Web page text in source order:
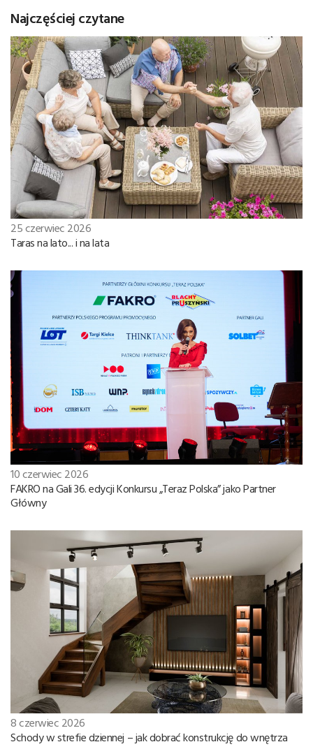
Najczęściej czytane
25 czerwiec 2026
Taras na lato... i na lata
10 czerwiec 2026
FAKRO na Gali 36. edycji Konkursu „Teraz Polska” jako Partner
Główny
8 czerwiec 2026
Schody w strefie dziennej – jak dobrać konstrukcję do wnętrza